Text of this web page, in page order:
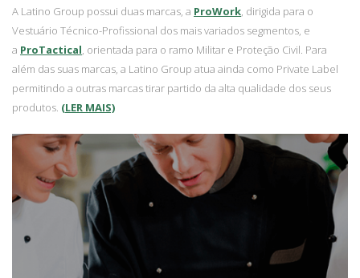
A Latino Group possui duas marcas, a ProWork, dirigida para o
Vestuário Técnico-Profissional dos mais variados segmentos, e
a ProTactical, orientada para o ramo Militar e Proteção Civil. Para
além das suas marcas, a Latino Group atua ainda como Private Label
permitindo a outras marcas tirar partido da alta qualidade dos seus
produtos. (LER MAIS)